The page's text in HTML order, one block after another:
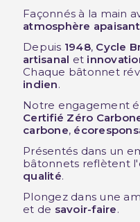
Façonnés à la main
atmosphère
Depuis 1948, Cycle
artisanal et
Chaque bâtonnet
indien.
Notre engagement
Certifié Zéro
carbone,
Présentés dans un
bâtonnets reflètent
qualité.
Plongez dans une
et de savoir-faire.